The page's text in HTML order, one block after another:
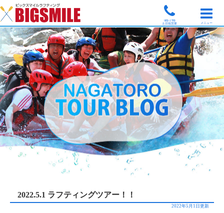
9時-17時
土日祝営業
メニュー
2022.5.1 ラフティングツアー！！
2022年5月1日更新